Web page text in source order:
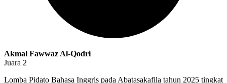
Akmal Fawwaz Al-Qodri
Juara 2
Lomba Pidato Bahasa Inggris pada Abatasakafila tahun 2025 tingkat